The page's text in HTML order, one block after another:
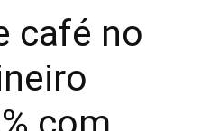
café no